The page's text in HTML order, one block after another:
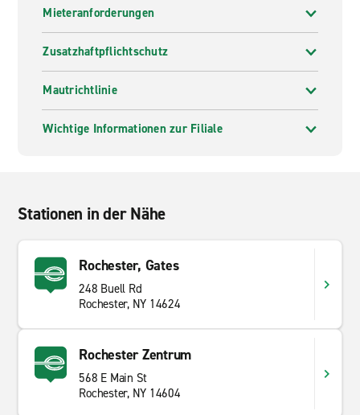
Mieteranforderungen
Zusatzhaftpflichtschutz
Mautrichtlinie
Wichtige Informationen zur Filiale
Stationen in der Nähe
Rochester, Gates
248 Buell Rd
Rochester, NY 14624
Rochester Zentrum
568 E Main St
Rochester, NY 14604